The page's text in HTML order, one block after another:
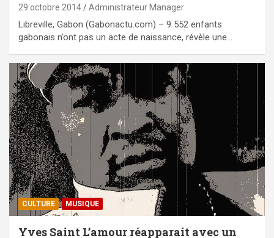
29 octobre 2014 Administrateur Manager
Libreville, Gabon (Gabonactu.com) – 9 552 enfants
gabonais n’ont pas un acte de naissance, révèle une…
CULTURE MUSIQUE
Yves Saint L’amour réapparait avec un